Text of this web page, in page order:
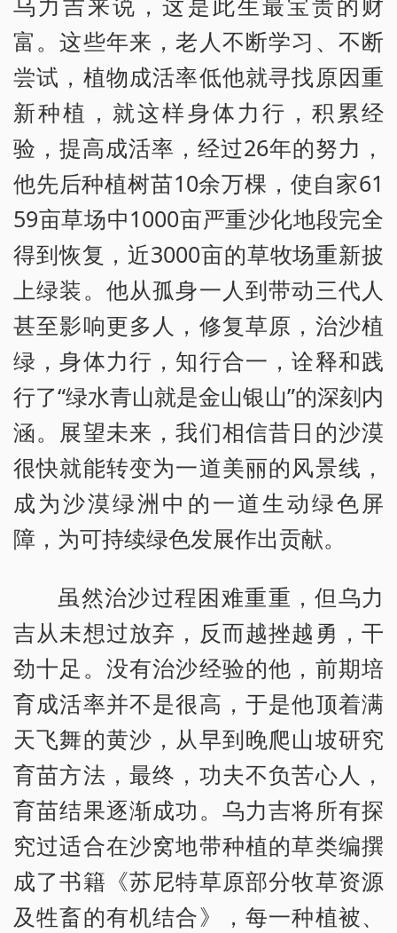
富。这些年来，老人不断学习、不断
尝试，植物成活率低他就寻找原因重
新种植，就这样身体力行，积累经
验，提高成活率，经过26年的努力，
他先后种植树苗10余万棵，使自家61
59亩草场中1000亩严重沙化地段完全
得到恢复，近3000亩的草牧场重新披
上绿装。他从孤身一人到带动三代人
甚至影响更多人，修复草原，治沙植
绿，身体力行，知行合一，诠释和践
行了“绿水青山就是金山银山”的深刻内
涵。展望未来，我们相信昔日的沙漠
很快就能转变为一道美丽的风景线，
成为沙漠绿洲中的一道生动绿色屏
障，为可持续绿色发展作出贡献。
虽然治沙过程困难重重，但乌力
吉从未想过放弃，反而越挫越勇，干
劲十足。没有治沙经验的他，前期培
育成活率并不是很高，于是他顶着满
天飞舞的黄沙，从早到晚爬山坡研究
育苗方法，最终，功夫不负苦心人，
育苗结果逐渐成功。乌力吉将所有探
究过适合在沙窝地带种植的草类编撰
成了书籍《苏尼特草原部分牧草资源
及牲畜的有机结合》，每一种植被、